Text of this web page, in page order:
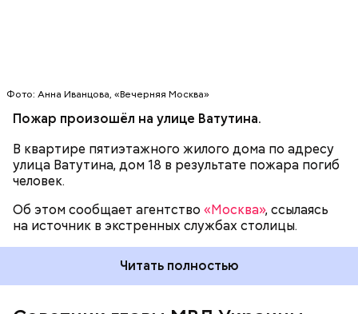
Фото: Анна Иванцова, «Вечерняя Москва»
Пожар произошёл на улице Ватутина.
В квартире пятиэтажного жилого дома по адресу
улица Ватутина, дом 18 в результате пожара погиб
человек.
Об этом сообщает агентство «Москва», ссылаясь
на источник в экстренных службах столицы.
Читать полностью
Как стало известно, консульство Украины в
Новосибирске проверяет данные о гибели сына
экс-президента Украины. Об этом агентству
рассказал генеральный консул Украины в
Новосибирске Александр Москвитин.